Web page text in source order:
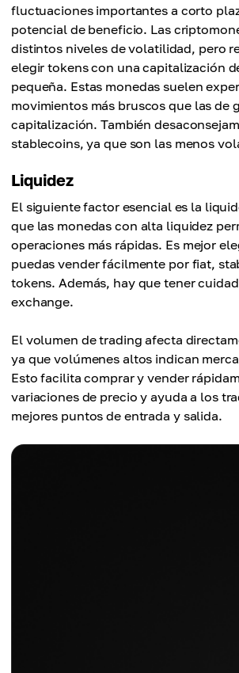
fluctuaciones importantes a corto
potencial de beneficio. Las
distintos niveles de volatilidad, pero
elegir tokens con una capitalización
pequeña. Estas monedas suelen
movimientos más bruscos que las de
capitalización. También
stablecoins, ya que son las menos
Liquidez
El siguiente factor esencial es la
que las monedas con alta liquidez
operaciones más rápidas. Es mejor
puedas vender fácilmente por fiat,
tokens. Además, hay que tener
exchange.
El volumen de trading afecta
ya que volúmenes altos indican
Esto facilita comprar y vender
variaciones de precio y ayuda a los
mejores puntos de entrada y salida.